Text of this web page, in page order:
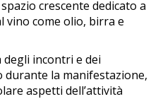
crescente dedicato a
vino come olio, birra e
incontri e dei
durante la manifestazione,
aspetti dell’attività